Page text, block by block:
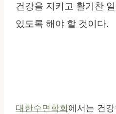
건강을 지키고 활기찬
있도록 해야 할 것이다.
대한수면학회에서는 건